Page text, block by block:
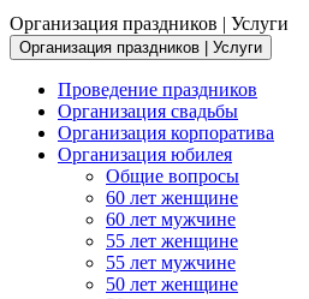
Организация праздников | Услуги
Организация праздников | Услуги
Проведение праздников
Организация свадьбы
Организация корпоратива
Организация юбилея
Общие вопросы
60 лет женщине
60 лет мужчине
55 лет женщине
55 лет мужчине
50 лет женщине